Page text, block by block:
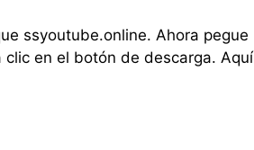
ssyoutube.online. Ahora pegue
en el botón de descarga. Aquí